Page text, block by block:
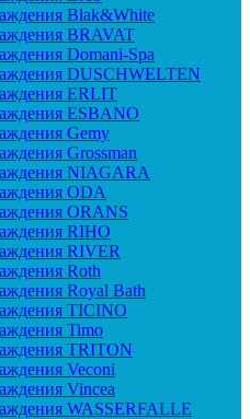
Blak&White
BRAVAT
Domani-Spa
DUSCHWELTEN
ERLIT
ESBANO
Gemy
Grossman
NIAGARA
ODA
ORANS
RIHO
RIVER
Roth
Royal Bath
TICINO
Timo
TRITON
Veconi
Vincea
WASSERFALLE